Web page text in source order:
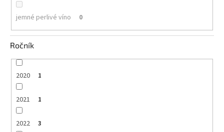
jemné perlivé víno 0
Ročník
2020 1
2021 1
2022 3